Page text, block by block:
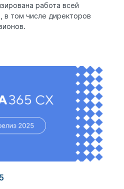
работа всей
том числе директоров